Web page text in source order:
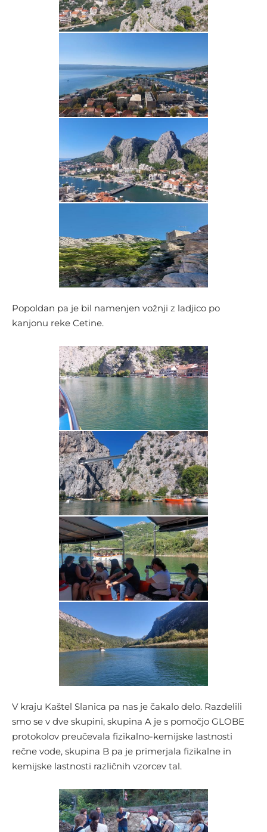
Popoldan pa je bil namenjen vožnji z ladjico po
kanjonu reke Cetine.
V kraju Kaštel Slanica pa nas je čakalo delo. Razdelili
smo se v dve skupini, skupina A je s pomočjo GLOBE
protokolov preučevala fizikalno-kemijske lastnosti
rečne vode, skupina B pa je primerjala fizikalne in
kemijske lastnosti različnih vzorcev tal.